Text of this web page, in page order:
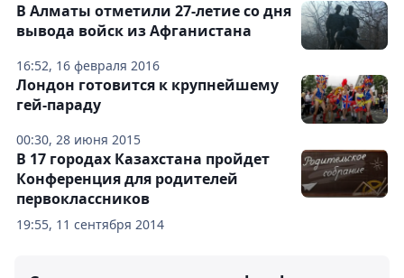
16:52, 16 февраля 2016
В Алматы отметили 27-летие со дня
вывода войск из Афганистана
00:30, 28 июня 2015
Лондон готовится к крупнейшему
гей-параду
19:55, 11 сентября 2014
В 17 городах Казахстана пройдет
Конференция для родителей
первоклассников